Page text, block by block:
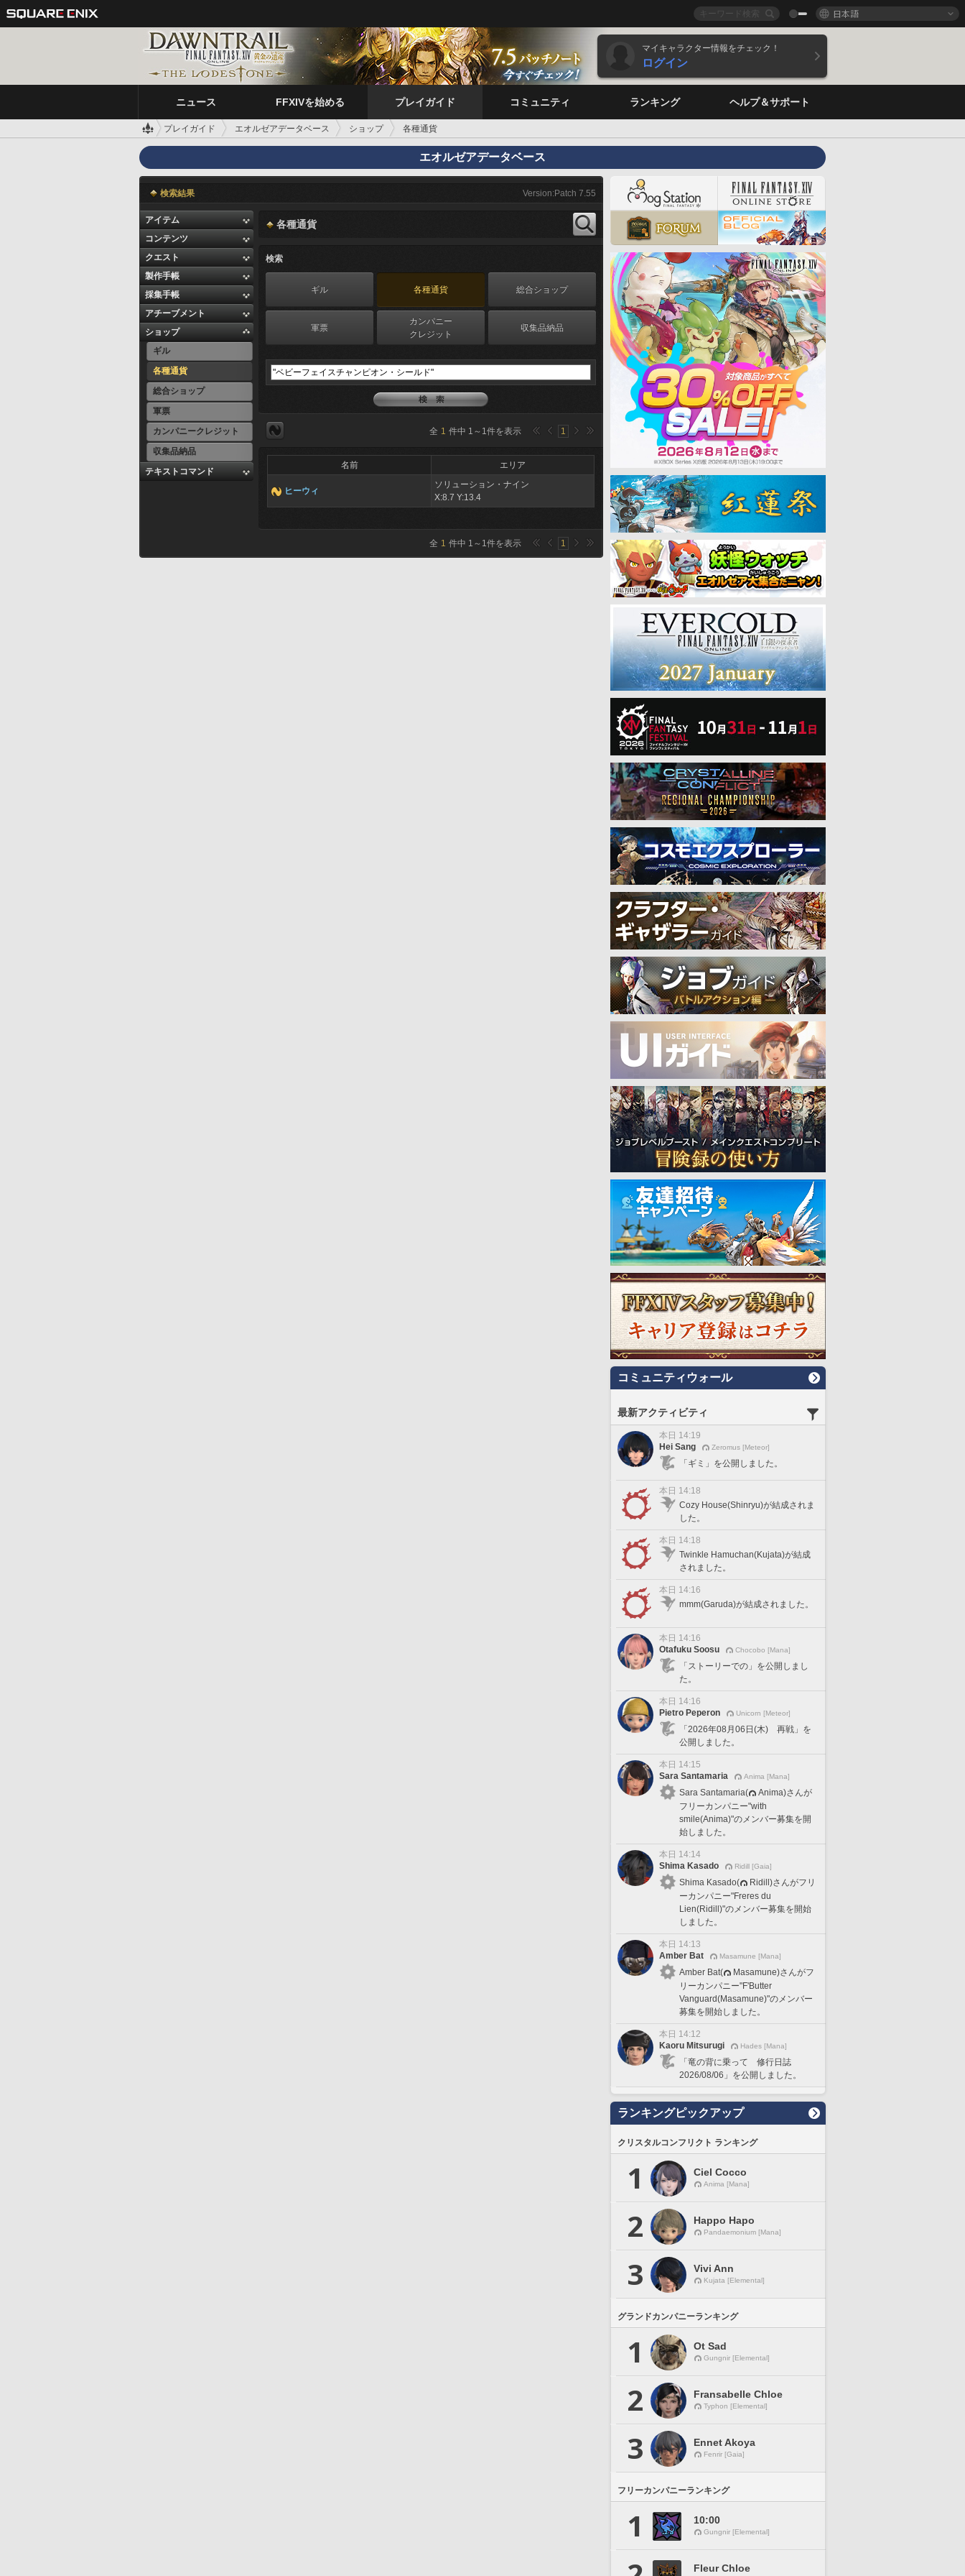
日本語
マイキャラクター情報をチェック！
ログイン
ニュース FFXIVを始める プレイガイド コミュニティ ランキング ヘルプ＆サポート
プレイガイド エオルゼアデータベース ショップ 各種通貨
エオルゼアデータベース
検索結果 Version:Patch 7.55
アイテム
コンテンツ
クエスト
製作手帳
採集手帳
アチーブメント
ショップ
ギル
各種通貨
総合ショップ
軍票
カンパニークレジット
収集品納品
テキストコマンド
各種通貨
検索
ギル 各種通貨 総合ショップ
軍票
カンパニー
クレジット
収集品納品
全 1 件中 1 ～ 1件を表示 1
名前 エリア
ヒーウィ
ソリューション・ナイン
X:8.7 Y:13.4
全 1 件中 1 ～ 1件を表示 1
コミュニティウォール
最新アクティビティ
本日 14:19
Hei Sang
Zeromus [Meteor]
「ギミ」を公開しました。
本日 14:18
Cozy House(Shinryu)が結成されま
した。
本日 14:18
Twinkle Hamuchan(Kujata)が結成
されました。
本日 14:16
mmm(Garuda)が結成されました。
本日 14:16
Otafuku Soosu
Chocobo [Mana]
「ストーリーでの」を公開しまし
た。
本日 14:16
Pietro Peperon
Unicorn [Meteor]
「2026年08月06日(木) 再戦」を
公開しました。
本日 14:15
Sara Santamaria
Anima [Mana]
Sara Santamaria(
Anima)さんが
フリーカンパニー"with
smile(Anima)"のメンバー募集を開
始しました。
本日 14:14
Shima Kasado
Ridill [Gaia]
Shima Kasado(
Ridill)さんがフリ
ーカンパニー"Freres du
Lien(Ridill)"のメンバー募集を開始
しました。
本日 14:13
Amber Bat
Masamune [Mana]
Amber Bat(
Masamune)さんがフ
リーカンパニー"F'Butter
Vanguard(Masamune)"のメンバー
募集を開始しました。
本日 14:12
Kaoru Mitsurugi
Hades [Mana]
「竜の背に乗って 修行日誌
2026/08/06」を公開しました。
ランキングピックアップ
クリスタルコンフリクト ランキング
1 Ciel Cocco
Anima [Mana]
2 Happo Hapo
Pandaemonium [Mana]
3 Vivi Ann
Kujata [Elemental]
グランドカンパニーランキング
1 Ot Sad
Gungnir [Elemental]
2 Fransabelle Chloe
Typhon [Elemental]
3 Ennet Akoya
Fenrir [Gaia]
フリーカンパニーランキング
1 10:00
Gungnir [Elemental]
Fleur Chloe